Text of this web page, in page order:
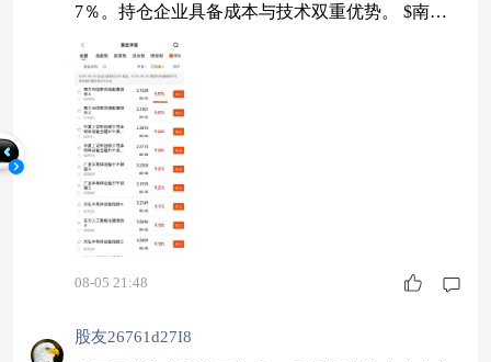
7％。持仓企业具备成本与技术双重优势。 $南方
中国梦灵活配置混合C$ #王者归来？芯片半导体走
强#
08-05 21:48
股友26761d27I8